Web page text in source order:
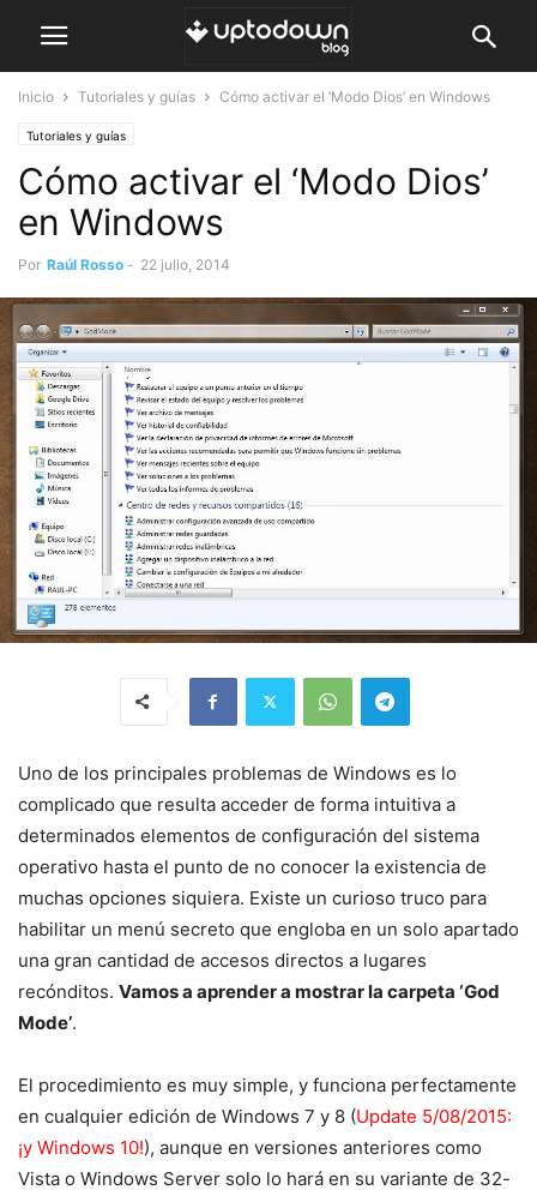
Inicio Tutoriales y guías Cómo activar el ‘Modo Dios’ en Windows
Tutoriales y guías
Cómo activar el ‘Modo Dios’
en Windows
Por Raúl Rosso - 22 julio, 2014
Uno de los principales problemas de Windows es lo
complicado que resulta acceder de forma intuitiva a
determinados elementos de configuración del sistema
operativo hasta el punto de no conocer la existencia de
muchas opciones siquiera. Existe un curioso truco para
habilitar un menú secreto que engloba en un solo apartado
una gran cantidad de accesos directos a lugares
recónditos. Vamos a aprender a mostrar la carpeta ‘God
Mode’.
El procedimiento es muy simple, y funciona perfectamente
en cualquier edición de Windows 7 y 8 (Update 5/08/2015:
¡y Windows 10!), aunque en versiones anteriores como
Vista o Windows Server solo lo hará en su variante de 32-